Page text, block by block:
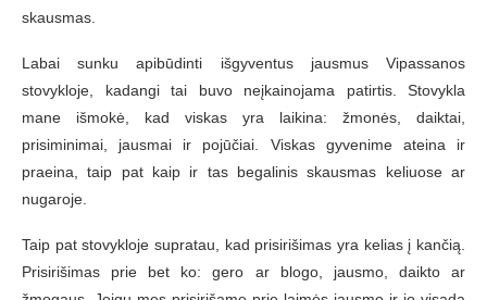
skausmas.
Labai sunku apibūdinti išgyventus jausmus Vipassanos
stovykloje, kadangi tai buvo neįkainojama patirtis. Stovykla
mane išmokė, kad viskas yra laikina: žmonės, daiktai,
prisiminimai, jausmai ir pojūčiai. Viskas gyvenime ateina ir
praeina, taip pat kaip ir tas begalinis skausmas keliuose ar
nugaroje.
Taip pat stovykloje supratau, kad prisirišimas yra kelias į kančią.
Prisirišimas prie bet ko: gero ar blogo, jausmo, daikto ar